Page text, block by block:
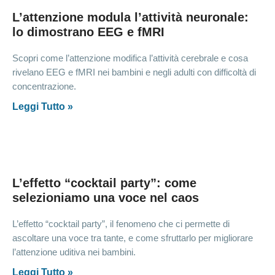
L’attenzione modula l’attività neuronale:
lo dimostrano EEG e fMRI
Scopri come l’attenzione modifica l’attività cerebrale e cosa
rivelano EEG e fMRI nei bambini e negli adulti con difficoltà di
concentrazione.
Leggi Tutto »
L’effetto “cocktail party”: come
selezioniamo una voce nel caos
L’effetto “cocktail party”, il fenomeno che ci permette di
ascoltare una voce tra tante, e come sfruttarlo per migliorare
l’attenzione uditiva nei bambini.
Leggi Tutto »